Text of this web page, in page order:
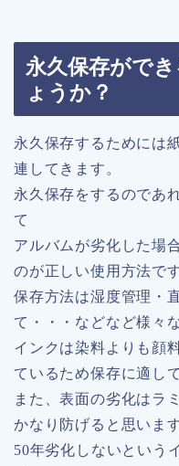
永久保存がで
ょうか？
永久保存するためには
連してきます。
永久保存をするのであ
て
アルバムが劣化した場
のが正しい使用方法です
保存方法は湿度管理・
て・・・などなど様々
インクは染料よりも顔
ているため保存に適し
また、表面の劣化はラ
かなり防げると思います
50年劣化しないという